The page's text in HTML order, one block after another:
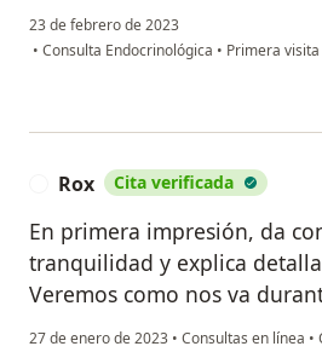
23 de febrero de 2023
• Consulta Endocrinológica • Primera
Rox Cita verificada
En primera impresión, da
tranquilidad y explica
Veremos como nos va
27 de enero de 2023 • Consultas en línea •